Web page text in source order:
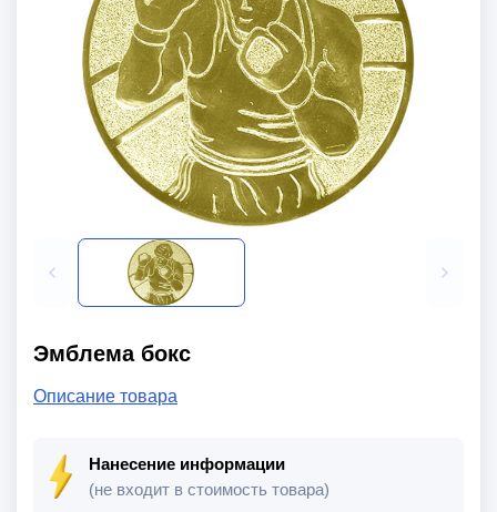
Эмблема бокс
Описание товара
Нанесение информации
(не входит в стоимость товара)